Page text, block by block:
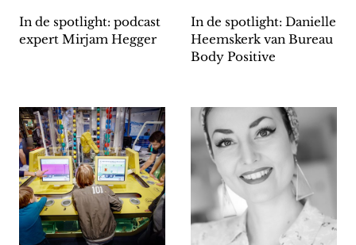
In de spotlight: podcast
expert Mirjam Hegger
In de spotlight: Danielle
Heemskerk van Bureau
Body Positive